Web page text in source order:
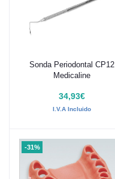
Añadir al carrito
Sonda Periodontal CP12
Medicaline
34,93€
I.V.A Incluido
-31%